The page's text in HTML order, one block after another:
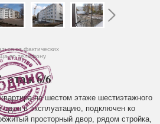
от фактических
по телефону
этаж 6/6
на шестом этаже шестиэтажного
сдан в эксплуатацию, подключен ко
просторный двор, рядом стройка,